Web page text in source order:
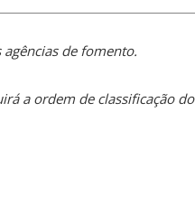
de fomento.
a ordem de classificação do